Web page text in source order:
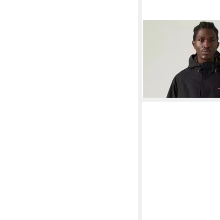
Parka
PARKA mit Kapuze
UVP